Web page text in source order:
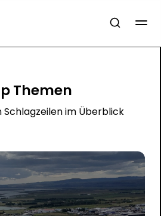
Themen
Schlagzeilen im Überblick